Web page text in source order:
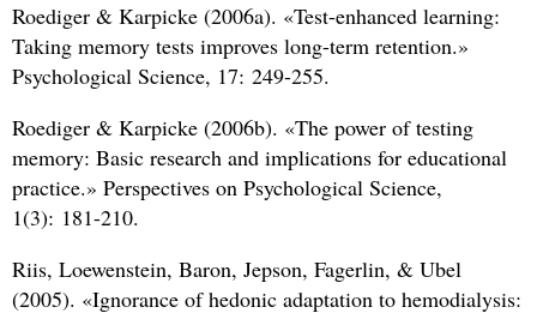
Roediger & Karpicke (2006a). «Test-enhanced learning:
Taking memory tests improves long-term retention.»
Psychological Science, 17: 249-255.
Roediger & Karpicke (2006b). «The power of testing
memory: Basic research and implications for educational
practice.» Perspectives on Psychological Science,
1(3): 181-210.
Riis, Loewenstein, Baron, Jepson, Fagerlin, & Ubel
(2005). «Ignorance of hedonic adaptation to hemodialysis: